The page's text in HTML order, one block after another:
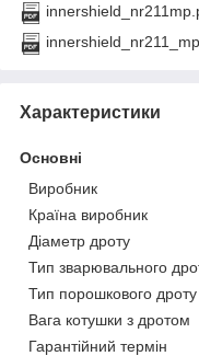
Характеристики
Основні
Виробник
Країна виробник
Діаметр дроту
Тип зварювального
Тип порошкового дроту
Вага котушки з дротом
Гарантійний термін